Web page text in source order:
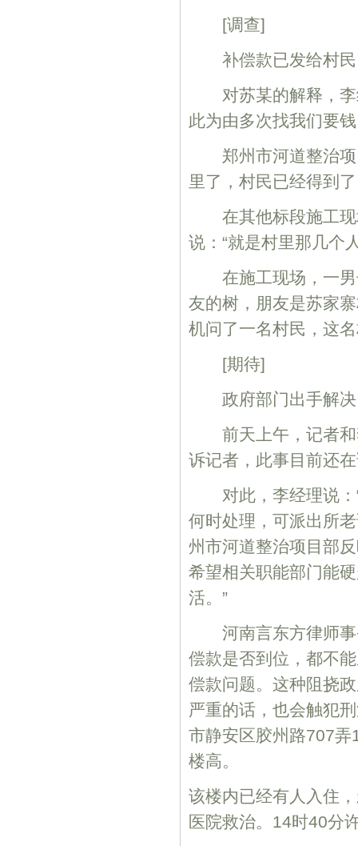
[调查]
补偿款已发给村民
对苏某的解释，李
此为由多次找我们要
郑州市河道整治项
里了，村民已经得到
在其他标段施工现
说：“就是村里那几个
在施工现场，一男
友的树，朋友是苏家
机问了一名村民，这
[期待]
政府部门出手解决
前天上午，记者和
诉记者，此事目前还
对此，李经理说：“
何时处理，可派出所
州市河道整治项目部
希望相关职能部门能
活。”
河南言东方律师事
偿款是否到位，都不
偿款问题。这种阻挠
严重的话，也会触犯
市静安区胶州路707
楼高。
该楼内已经有人入住
医院救治。14时40分